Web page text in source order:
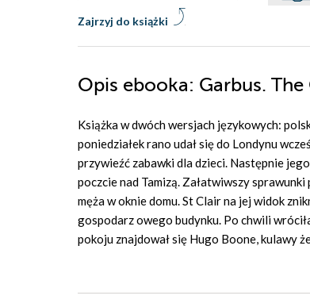
Zajrzyj do książki
Opis ebooka: Garbus.
Książka w dwóch wersjach językowych:
poniedziałek rano udał się do Londynu
przywieźć zabawki dla dzieci. Następnie
poczcie nad Tamizą. Załatwiwszy
męża w oknie domu. St Clair na jej widok
gospodarz owego budynku. Po chwili
pokoju znajdował się Hugo Boone, kulawy